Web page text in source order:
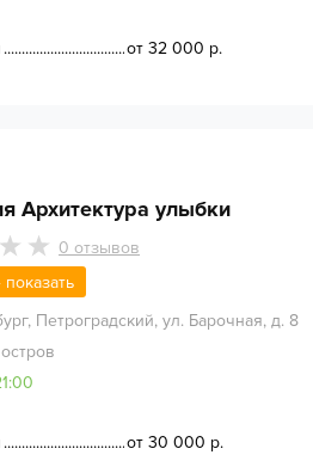
от 32 000 р.
Архитектура улыбки
0 отзывов
показать
, Петроградский, ул. Барочная, д. 8
от 30 000 р.